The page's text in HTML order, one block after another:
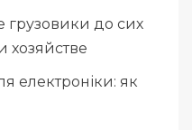
грузовики до сих
хозяйстве
електроніки: як